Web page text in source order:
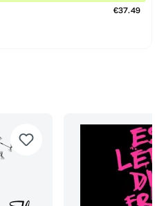
€37.49